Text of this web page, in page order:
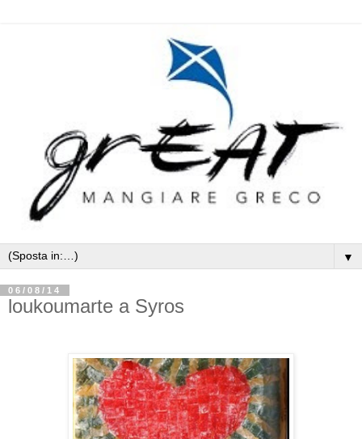
▼
06/08/14
loukoumarte a Syros